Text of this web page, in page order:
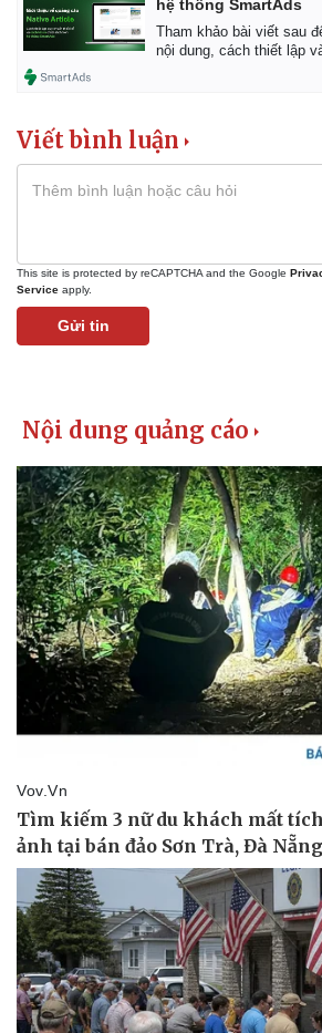
Pháp luật
Vụ án
Tin nóng
Quân
Vũ khí
Việt
hệ thống SmartAds
Tham khảo bài viết sau
nội dung, cách thiết lập
Viết bình luận
This site is protected by reCAPTCHA and the Google
Service apply.
Gửi tin